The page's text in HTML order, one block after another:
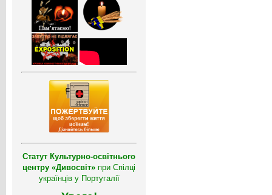
Статут Культурно-освітнього
центру «Дивосвіт» при Спілці
українців у Португалії